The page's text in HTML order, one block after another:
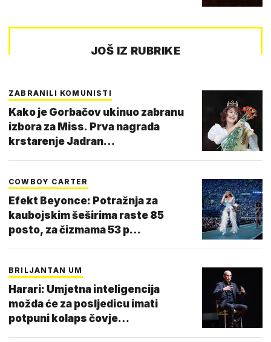
JOŠ IZ RUBRIKE
ZABRANILI KOMUNISTI
Kako je Gorbačov ukinuo zabranu
izbora za Miss. Prva nagrada
krstarenje Jadran…
COWBOY CARTER
Efekt Beyonce: Potražnja za
kaubojskim šeširima raste 85
posto, za čizmama 53 p…
BRILJANTAN UM
Harari: Umjetna inteligencija
možda će za posljedicu imati
potpuni kolaps čovje…